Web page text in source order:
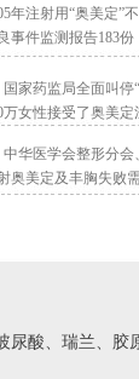
年注射用“奥美定”
事件监测报告183份
国家药监局全面叫
女性接受了奥美定
中华医学会整形分
奥美定及丰胸失败
酸、瑞兰、胶